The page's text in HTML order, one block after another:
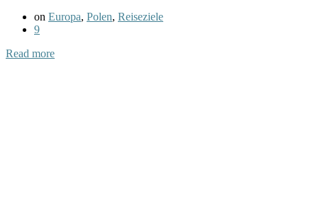
on Europa, Polen, Reiseziele
9
Read more